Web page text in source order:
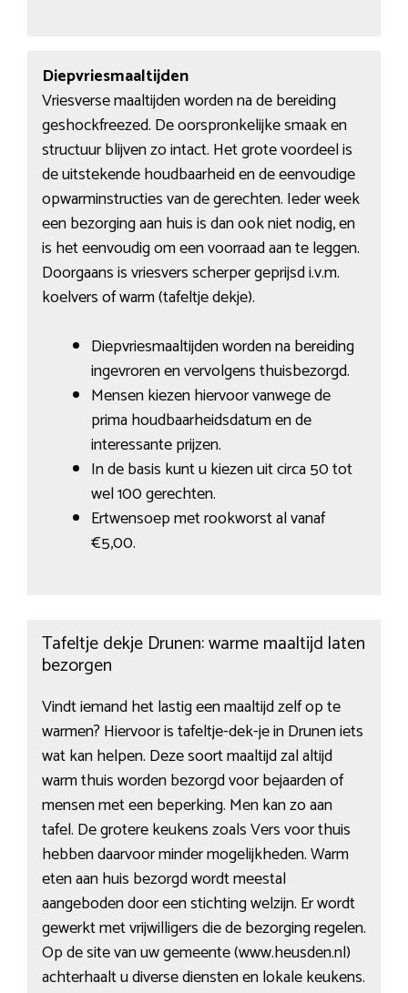
Diepvriesmaaltijden
Vriesverse maaltijden worden na de bereiding
geshockfreezed. De oorspronkelijke smaak en
structuur blijven zo intact. Het grote voordeel is
de uitstekende houdbaarheid en de eenvoudige
opwarminstructies van de gerechten. Ieder week
een bezorging aan huis is dan ook niet nodig, en
is het eenvoudig om een voorraad aan te leggen.
Doorgaans is vriesvers scherper geprijsd i.v.m.
koelvers of warm (tafeltje dekje).
Diepvriesmaaltijden worden na bereiding
ingevroren en vervolgens thuisbezorgd.
Mensen kiezen hiervoor vanwege de
prima houdbaarheidsdatum en de
interessante prijzen.
In de basis kunt u kiezen uit circa 50 tot
wel 100 gerechten.
Ertwensoep met rookworst al vanaf
€5,00.
Tafeltje dekje Drunen: warme maaltijd laten
bezorgen
Vindt iemand het lastig een maaltijd zelf op te
warmen? Hiervoor is tafeltje-dek-je in Drunen iets
wat kan helpen. Deze soort maaltijd zal altijd
warm thuis worden bezorgd voor bejaarden of
mensen met een beperking. Men kan zo aan
tafel. De grotere keukens zoals Vers voor thuis
hebben daarvoor minder mogelijkheden. Warm
eten aan huis bezorgd wordt meestal
aangeboden door een stichting welzijn. Er wordt
gewerkt met vrijwilligers die de bezorging regelen.
Op de site van uw gemeente (www.heusden.nl)
achterhaalt u diverse diensten en lokale keukens.